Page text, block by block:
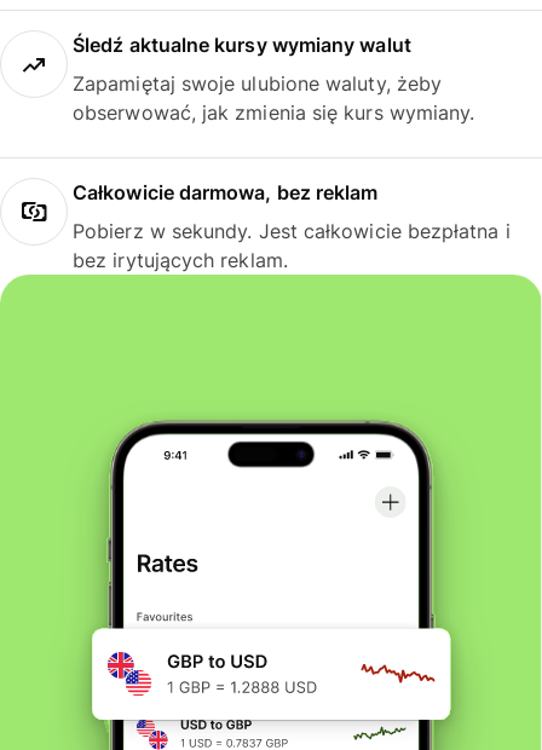
Śledź aktualne kursy wymiany walut
Zapamiętaj swoje ulubione waluty, żeby
obserwować, jak zmienia się kurs wymiany.
Całkowicie darmowa, bez reklam
Pobierz w sekundy. Jest całkowicie bezpłatna i
bez irytujących reklam.